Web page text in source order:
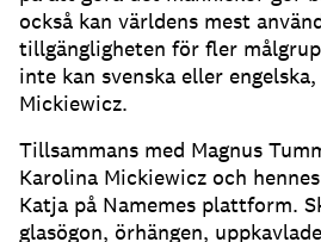
också kan världens mest
tillgängligheten för fler
inte kan svenska eller
Mickiewicz.
Tillsammans med Magnus
Karolina Mickiewicz och
Katja på Namemes plattform.
glasögon, örhängen,